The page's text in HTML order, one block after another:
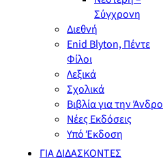
Σύγχρονη
Διεθνή
Enid Blyton, Πέντε
Φίλοι
Λεξικά
Σχολικά
Βιβλία για την Άνδρο
Νέες Εκδόσεις
Υπό Έκδοση
ΓΙΑ ΔΙΔΑΣΚΟΝΤΕΣ